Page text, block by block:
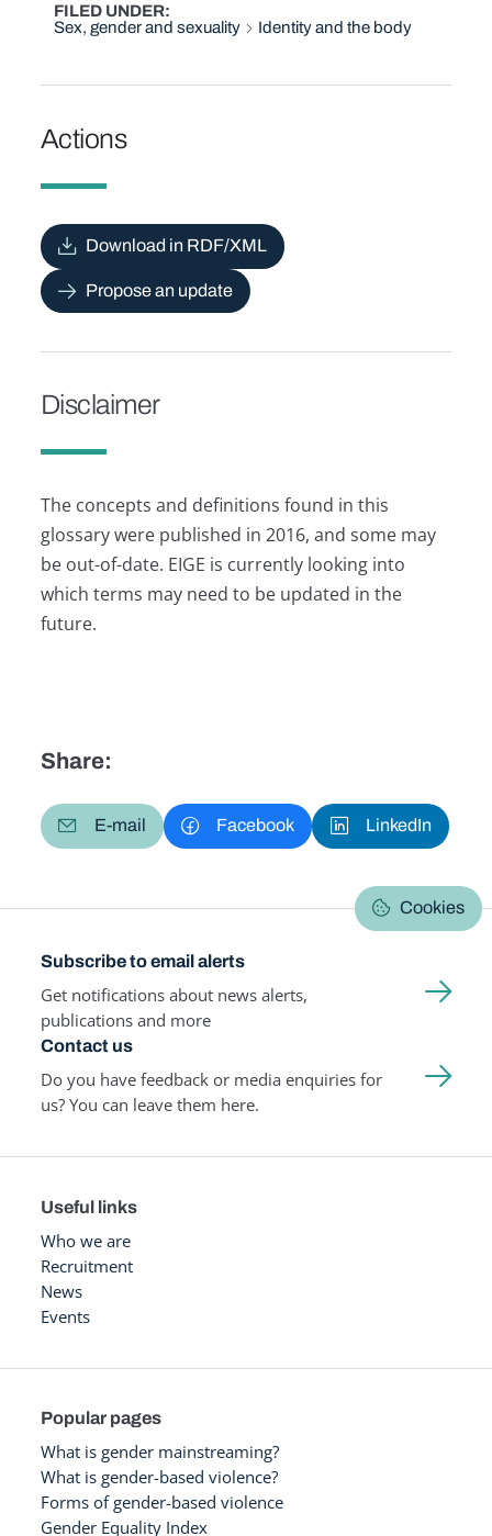
FILED UNDER
Sex, gender and sexuality
Identity and the body
Actions
Download in RDF/XML
Propose an update
Disclaimer
The concepts and definitions found in this
glossary were published in 2016, and some may
be out-of-date. EIGE is currently looking into
which terms may need to be updated in the
future.
Share:
E-mail Facebook LinkedIn
Cookies
Subscribe to email alerts
Get notifications about news alerts,
publications and more
Contact us
Do you have feedback or media enquiries for
us? You can leave them here.
Useful links
Who we are
Recruitment
News
Events
Popular pages
What is gender mainstreaming?
What is gender-based violence?
Forms of gender-based violence
Gender Equality Index